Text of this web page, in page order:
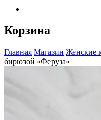
Корзина
Главная Магазин Женские
бирюзой «Феруза»